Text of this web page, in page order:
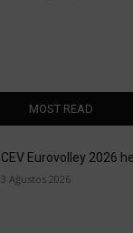
MOST READ
CEV Eurovolley 2026
3 Ağustos 2026